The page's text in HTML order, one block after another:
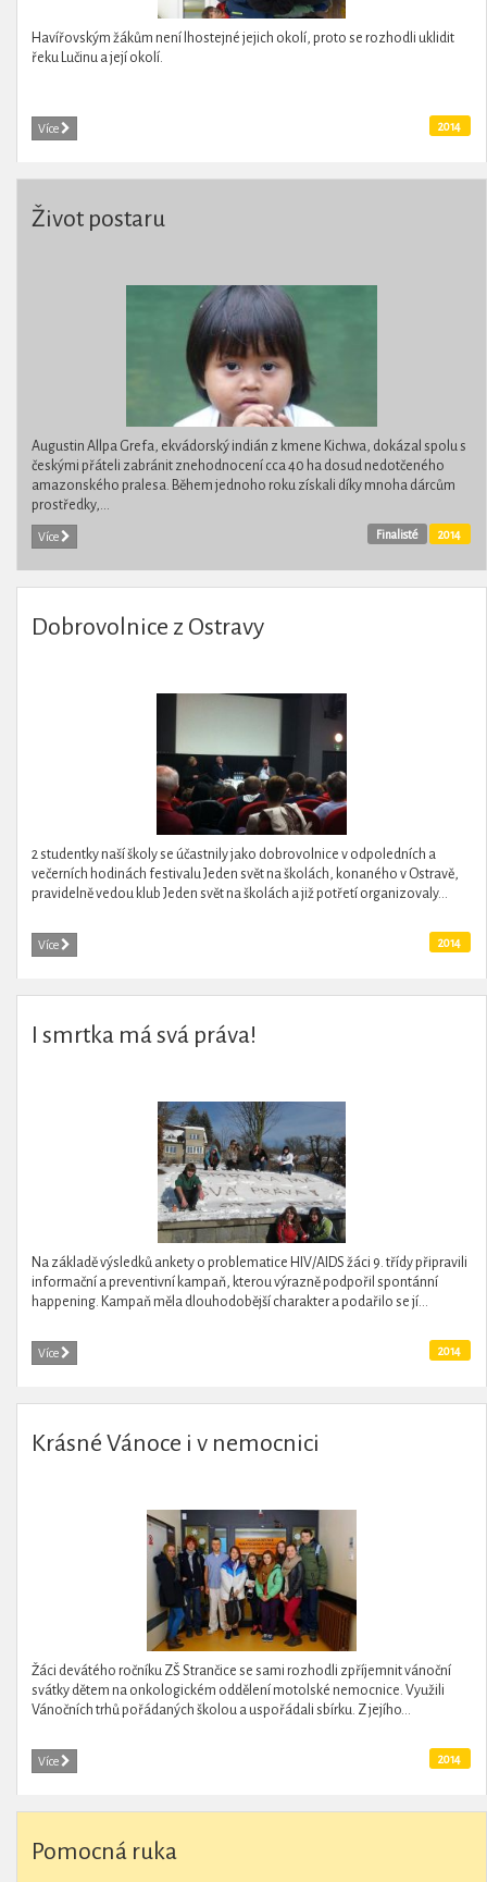
Havířovským žákům není lhostejné jejich okolí, proto se rozhodli uklidit
řeku Lučinu a její okolí.
Více 2014
Život postaru
Augustin Allpa Grefa, ekvádorský indián z kmene Kichwa, dokázal spolu s
českými přáteli zabránit znehodnocení cca 40 ha dosud nedotčeného
amazonského pralesa. Během jednoho roku získali díky mnoha dárcům
prostředky,...
Více 2014
Finalisté
Dobrovolnice z Ostravy
2 studentky naší školy se účastnily jako dobrovolnice v odpoledních a
večerních hodinách festivalu Jeden svět na školách, konaného v Ostravě,
pravidelně vedou klub Jeden svět na školách a již potřetí organizovaly...
Více 2014
I smrtka má svá práva!
Na základě výsledků ankety o problematice HIV/AIDS žáci 9. třídy připravili
informační a preventivní kampaň, kterou výrazně podpořil spontánní
happening. Kampaň měla dlouhodobější charakter a podařilo se jí...
Více 2014
Krásné Vánoce i v nemocnici
Žáci devátého ročníku ZŠ Strančice se sami rozhodli zpříjemnit vánoční
svátky dětem na onkologickém oddělení motolské nemocnice. Využili
Vánočních trhů pořádaných školou a uspořádali sbírku. Z jejího...
Více 2014
Pomocná ruka